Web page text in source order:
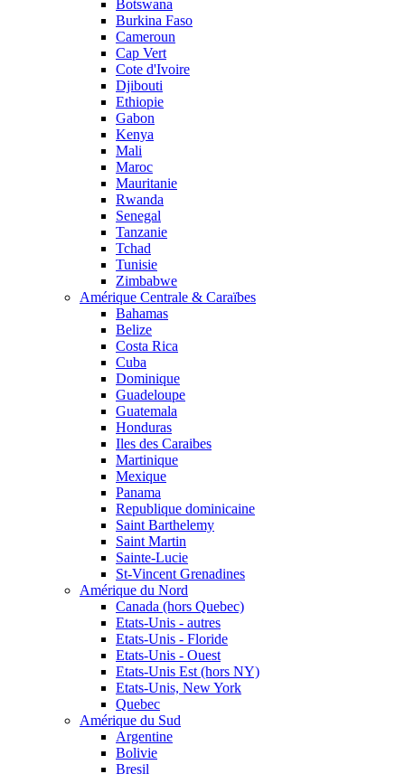
Botswana
Burkina Faso
Cameroun
Cap Vert
Cote d'Ivoire
Djibouti
Ethiopie
Gabon
Kenya
Mali
Maroc
Mauritanie
Rwanda
Senegal
Tanzanie
Tchad
Tunisie
Zimbabwe
Amérique Centrale & Caraïbes
Bahamas
Belize
Costa Rica
Cuba
Dominique
Guadeloupe
Guatemala
Honduras
Iles des Caraibes
Martinique
Mexique
Panama
Republique dominicaine
Saint Barthelemy
Saint Martin
Sainte-Lucie
St-Vincent Grenadines
Amérique du Nord
Canada (hors Quebec)
Etats-Unis - autres
Etats-Unis - Floride
Etats-Unis - Ouest
Etats-Unis Est (hors NY)
Etats-Unis, New York
Quebec
Amérique du Sud
Argentine
Bolivie
Bresil